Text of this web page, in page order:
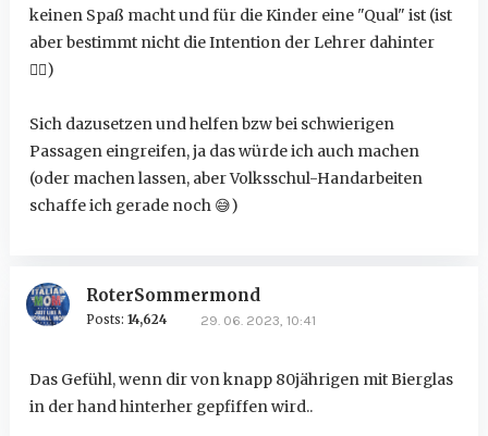
keinen Spaß macht und für die Kinder eine "Qual" ist (ist
aber bestimmt nicht die Intention der Lehrer dahinter
☝🏻)
Sich dazusetzen und helfen bzw bei schwierigen
Passagen eingreifen, ja das würde ich auch machen
(oder machen lassen, aber Volksschul-Handarbeiten
schaffe ich gerade noch 😅)
RoterSommermond
Posts: 14,624 29. 06. 2023, 10:41
Das Gefühl, wenn dir von knapp 80jährigen mit Bierglas
in der hand hinterher gepfiffen wird..